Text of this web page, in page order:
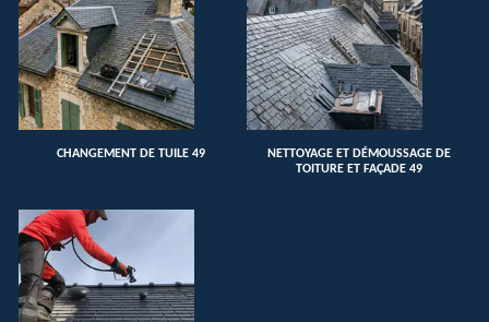
CHANGEMENT DE TUILE 49
NETTOYAGE ET DÉMOUSSAGE DE
TOITURE ET FAÇADE 49